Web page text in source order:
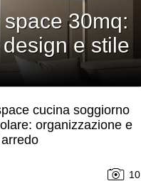
30mq:
e stile
cucina soggiorno
organizzazione e
10